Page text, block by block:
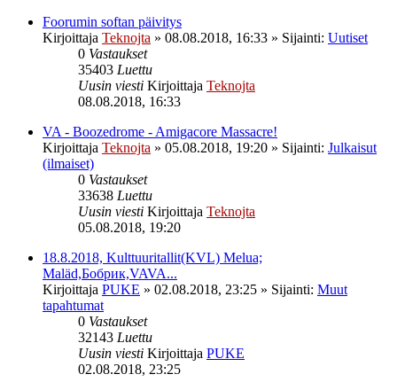
Foorumin softan päivitys
Kirjoittaja Teknojta » 08.08.2018, 16:33 » Sijainti: Uutiset
0 Vastaukset
35403 Luettu
Uusin viesti Kirjoittaja Teknojta
08.08.2018, 16:33
VA - Boozedrome - Amigacore Massacre!
Kirjoittaja Teknojta » 05.08.2018, 19:20 » Sijainti: Julkaisut
(ilmaiset)
0 Vastaukset
33638 Luettu
Uusin viesti Kirjoittaja Teknojta
05.08.2018, 19:20
18.8.2018, Kulttuuritallit(KVL) Melua;
Maläd,Бобрик,VAVA...
Kirjoittaja PUKE » 02.08.2018, 23:25 » Sijainti: Muut
tapahtumat
0 Vastaukset
32143 Luettu
Uusin viesti Kirjoittaja PUKE
02.08.2018, 23:25